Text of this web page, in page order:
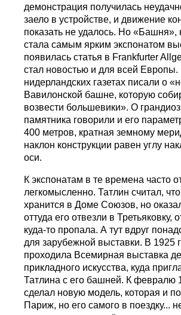
демонстрация получилась
заело в устройстве, и движение
показать не удалось. Но «Башня»,
стала самым ярким экспонатом
появилась статья в Frankfurter
стал новостью и для всей Европы.
нидерландских газетах писали о
Вавилонской башне, которую
возвести большевики». О
памятника говорили и его
400 метров, кратная земному
наклон конструкции равен углу
оси.
К экспонатам в те времена часто
легкомысленно. Татлин считал,
хранится в Доме Союзов, но
оттуда его отвезли в Третьяковку,
куда-то пропала. А тут вдруг
для зарубежной выставки. В 1925
проходила Всемирная выставка
прикладного искусства, куда
Татлина с его башней. К февралю
сделал новую модель, которая и
Париж, но его самого в поездку...